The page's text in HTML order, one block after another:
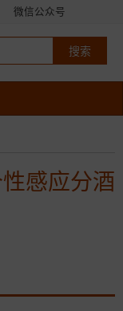
微信公众号
感应分酒